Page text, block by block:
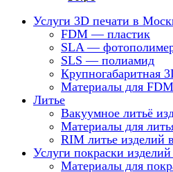
Услуги 3D печати в
FDM — пластик
SLA —
SLS — полиамид
Крупногабаритная
Материалы для
Литье
Вакуумное литьё
Материалы для
RIM литье изделий
Услуги покраски
Материалы для